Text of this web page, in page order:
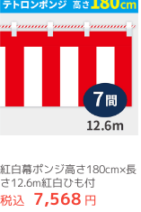
紅白幕ポンジ高さ180cm×長
さ12.6m紅白ひも付
税込 7,568 円